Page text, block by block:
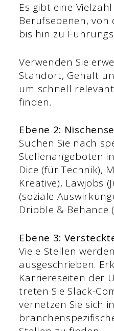
Es gibt eine
Berufsebenen, von
bis hin zu
Verwenden Sie
Standort, Gehalt
um schnell
finden.
Ebene 2:
Suchen Sie nach
Stellenangeboten
Dice (für Technik),
Kreative), Lawjobs
(soziale
Dribble & Behance
Ebene 3:
Viele Stellen
ausgeschrieben.
Karriereseiten der
treten Sie Slack-
vernetzen Sie sich in